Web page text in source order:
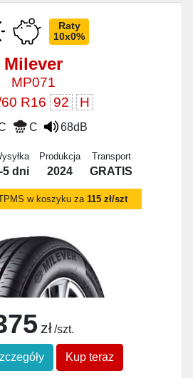
Raty
10x0%
Milever
MP071
R16 92 H
C 68dB
5 dni
Produkcja
2024
Transport
GRATIS
w koszyku za 115 zł/szt
zł /szt.
Kup teraz